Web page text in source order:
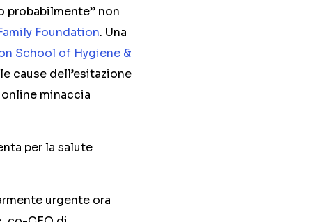
probabilmente” non
Foundation. Una
School of Hygiene &
cause dell’esitazione
minaccia
per la salute
urgente ora